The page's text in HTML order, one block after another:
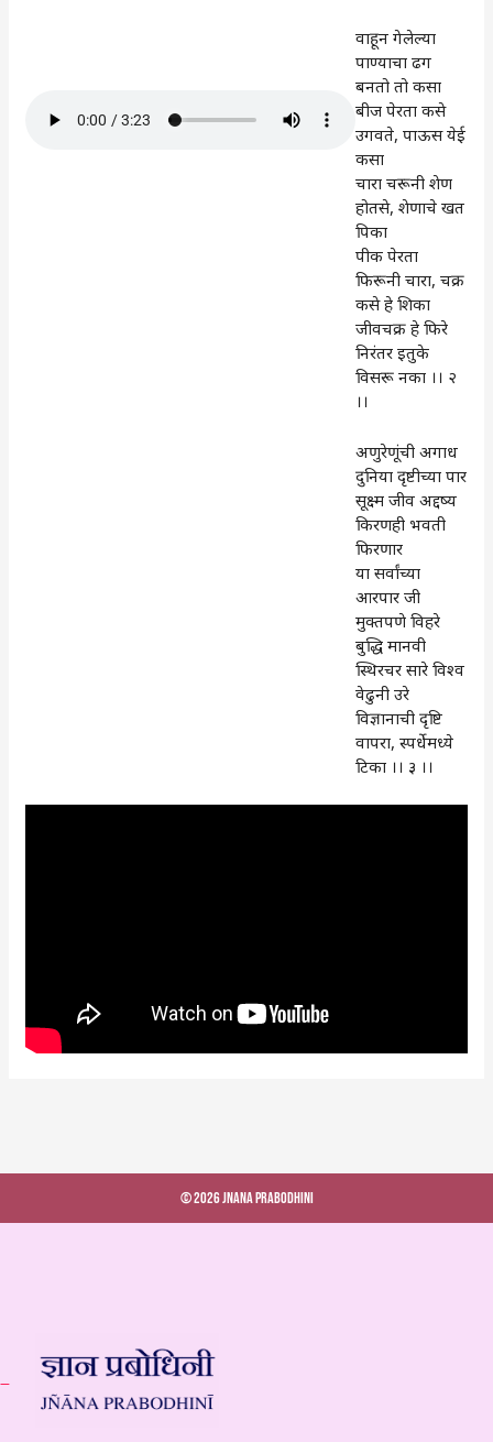
वाहून गेलेल्या
पाण्याचा ढग
बनतो तो कसा
बीज पेरता कसे
उगवते, पाऊस येई
कसा
चारा चरूनी शेण
होतसे, शेणाचे खत
पिका
पीक पेरता
फिरूनी चारा, चक्र
कसे हे शिका
जीवचक्र हे फिरे
निरंतर इतुके
विसरू नका ।। २
।।
अणुरेणूंची अगाध
दुनिया दृष्टीच्या पार
सूक्ष्म जीव अद्दष्य
किरणही भवती
फिरणार
या सर्वांच्या
आरपार जी
मुक्तपणे विहरे
बुद्धि मानवी
स्थिरचर सारे विश्व
वेढुनी उरे
विज्ञानाची दृष्टि
वापरा, स्पर्धेमध्ये
टिका ।। ३ ।।
© 2026 Jnana Prabodhini